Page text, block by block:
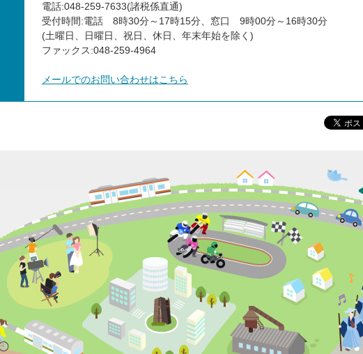
電話:048-259-7633(諸税係直通)
受付時間:電話 8時30分～17時15分、窓口 9時00分～16時30分
(土曜日、日曜日、祝日、休日、年末年始を除く)
ファックス:048-259-4964
メールでのお問い合わせはこちら